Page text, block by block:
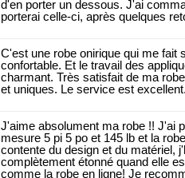
d'en porter un dessous. J'ai
porterai celle-ci, après quelques
C'est une robe onirique qui me
confortable. Et le travail des
charmant. Très satisfait de ma
et uniques. Le service est
J'aime absolument ma robe !! J'ai
mesure 5 pi 5 po et 145 lb et la
contente du design et du matériel,
complètement étonné quand elle
comme la robe en ligne! Je